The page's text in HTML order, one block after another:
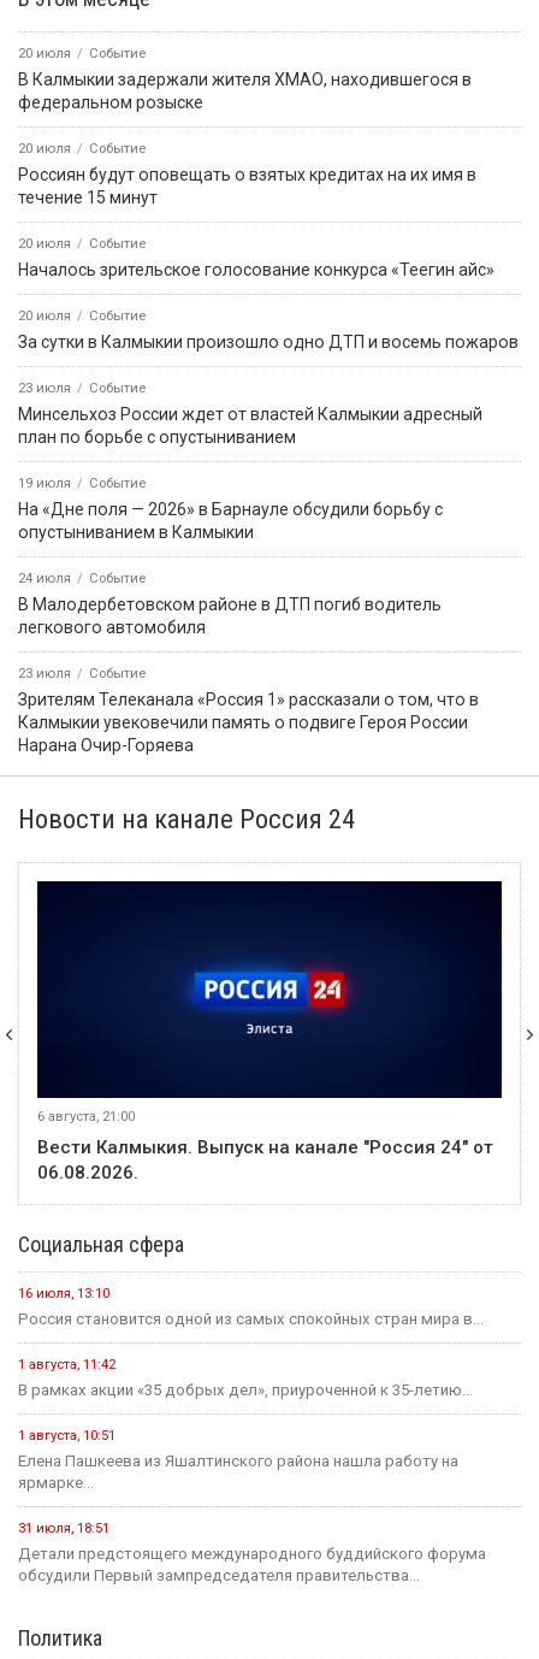
20 июля Событие
В Калмыкии задержали жителя ХМАО, находившегося в
федеральном розыске
20 июля Событие
Россиян будут оповещать о взятых кредитах на их имя в
течение 15 минут
20 июля Событие
Началось зрительское голосование конкурса «Теегин айс»
20 июля Событие
За сутки в Калмыкии произошло одно ДТП и восемь пожаров
23 июля Событие
Минсельхоз России ждет от властей Калмыкии адресный
план по борьбе с опустыниванием
19 июля Событие
На «Дне поля — 2026» в Барнауле обсудили борьбу с
опустыниванием в Калмыкии
24 июля Событие
В Малодербетовском районе в ДТП погиб водитель
легкового автомобиля
23 июля Событие
Зрителям Телеканала «Россия 1» рассказали о том, что в
Калмыкии увековечили память о подвиге Героя России
Нарана Очир-Горяева
Новости на канале Россия 24
6 августа, 21:00
Вести Калмыкия. Выпуск на канале "Россия 24" от
06.08.2026.
Социальная сфера
16 июля, 13:10
Россия становится одной из самых спокойных стран мира в...
1 августа, 11:42
В рамках акции «35 добрых дел», приуроченной к 35-летию...
1 августа, 10:51
Елена Пашкеева из Яшалтинского района нашла работу на
ярмарке...
31 июля, 18:51
Детали предстоящего международного буддийского форума
обсудили Первый зампредседателя правительства...
Политика